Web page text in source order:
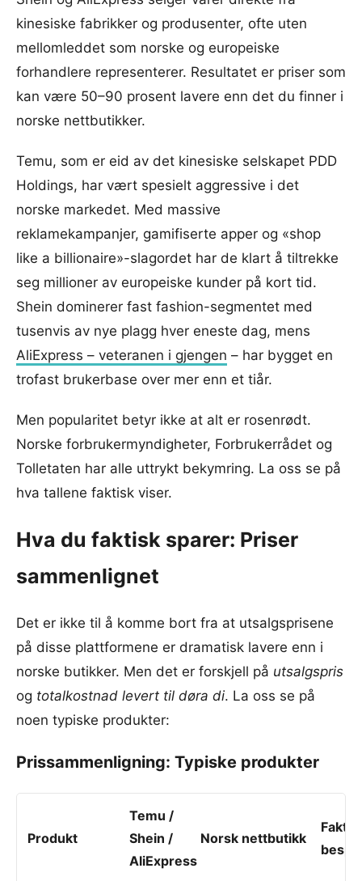
kinesiske fabrikker og produsenter, ofte uten
mellomleddet som norske og europeiske
forhandlere representerer. Resultatet er priser som
kan være 50–90 prosent lavere enn det du finner i
norske nettbutikker.
Temu, som er eid av det kinesiske selskapet PDD
Holdings, har vært spesielt aggressive i det
norske markedet. Med massive
reklamekampanjer, gamifiserte apper og «shop
like a billionaire»-slagordet har de klart å tiltrekke
seg millioner av europeiske kunder på kort tid.
Shein dominerer fast fashion-segmentet med
tusenvis av nye plagg hver eneste dag, mens
AliExpress – veteranen i gjengen – har bygget en
trofast brukerbase over mer enn et tiår.
Men popularitet betyr ikke at alt er rosenrødt.
Norske forbrukermyndigheter, Forbrukerrådet og
Tolletaten har alle uttrykt bekymring. La oss se på
hva tallene faktisk viser.
Hva du faktisk sparer: Priser
sammenlignet
Det er ikke til å komme bort fra at utsalgsprisene
på disse plattformene er dramatisk lavere enn i
norske butikker. Men det er forskjell på utsalgspris
og totalkostnad levert til døra di. La oss se på
noen typiske produkter:
Prissammenligning: Typiske produkter
Produkt
Temu /
Shein /
AliExpress
Norsk nettbutikk